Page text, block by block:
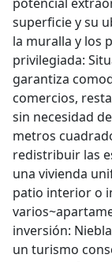
superficie y su
la muralla y los
privilegiada:
garantiza
comercios,
sin necesidad
metros
redistribuir las
una vivienda
patio interior o
inversión:
un turismo